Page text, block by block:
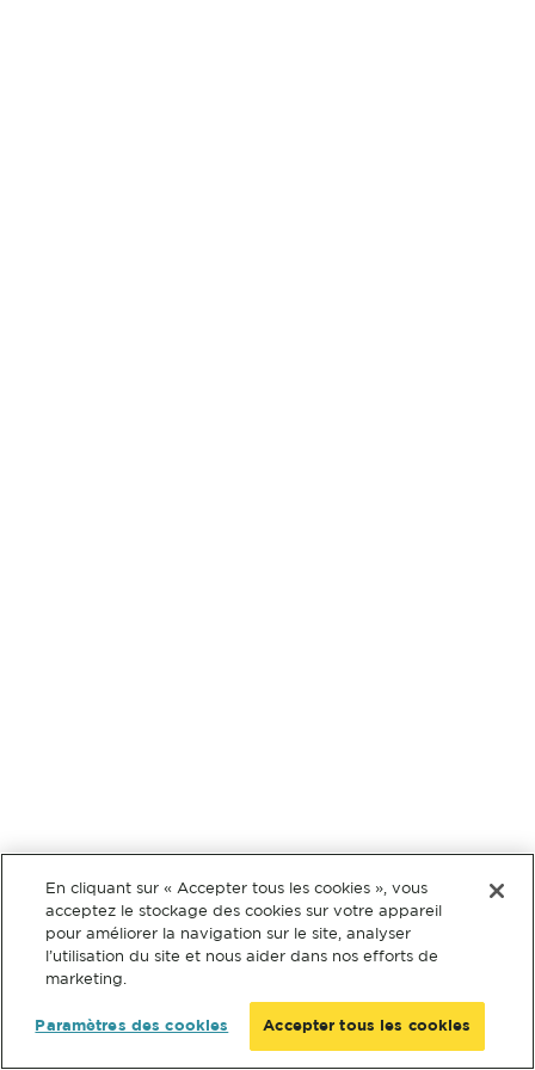
En cliquant sur « Accepter tous les cookies », vous
acceptez le stockage des cookies sur votre appareil
pour améliorer la navigation sur le site, analyser
l’utilisation du site et nous aider dans nos efforts de
marketing.
Paramètres des cookies Accepter tous les cookies